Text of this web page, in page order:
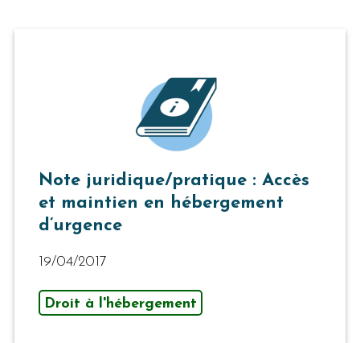
Note juridique/pratique : Accès
et maintien en hébergement
d’urgence
19/04/2017
Droit à l'hébergement